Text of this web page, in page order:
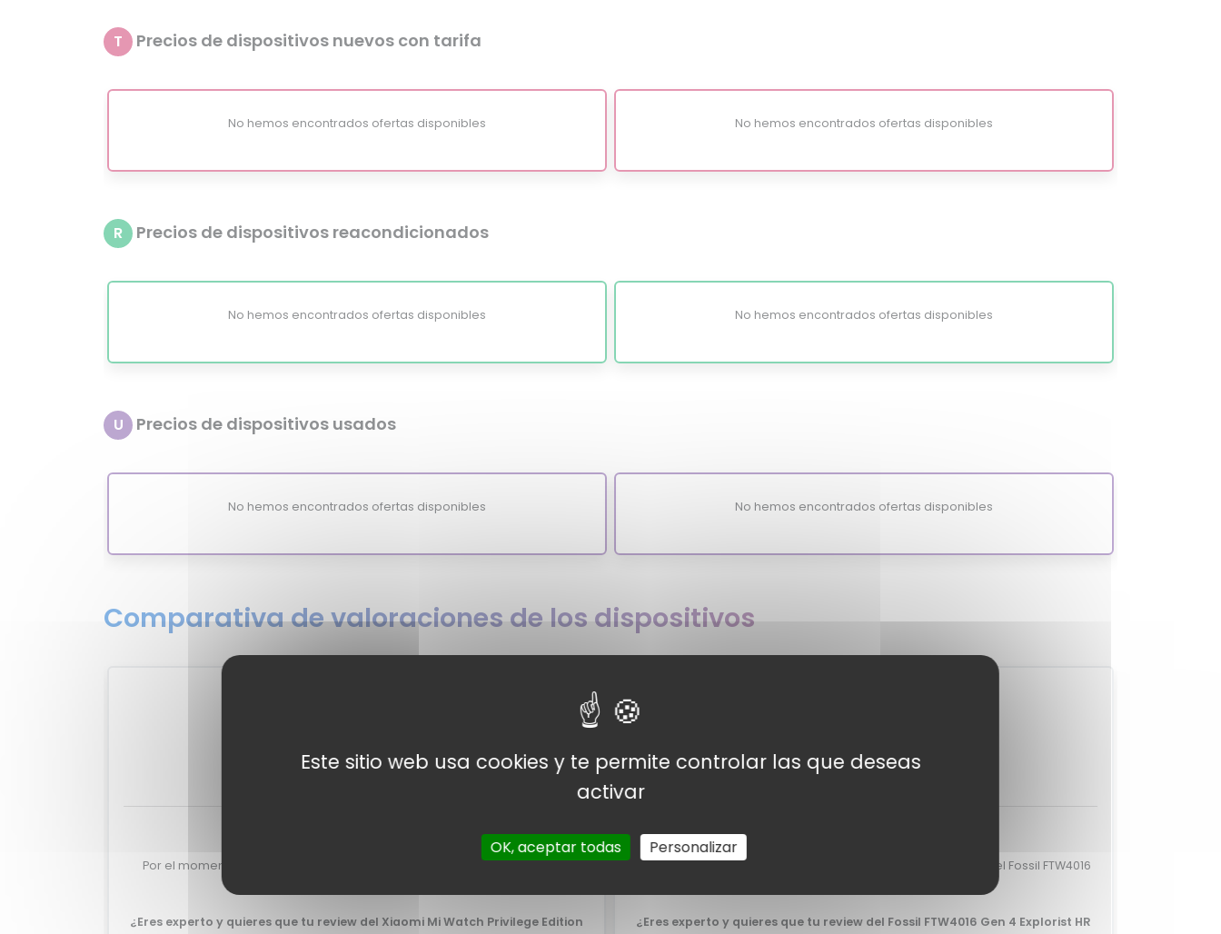
T Precios de dispositivos nuevos con tarifa
No hemos encontrados ofertas disponibles No hemos encontrados ofertas disponibles
R Precios de dispositivos reacondicionados
No hemos encontrados ofertas disponibles No hemos encontrados ofertas disponibles
U Precios de dispositivos usados
No hemos encontrados ofertas disponibles No hemos encontrados ofertas disponibles
Comparativa de valoraciones de los dispositivos
?
-
Por el momento no tenemos valoraciones de expertos para el Xiaomi Mi
¿Eres experto y quieres que tu review del Xiaomi Mi Watch Privilege Edition
?
-
Por el momento no tenemos valoraciones de expertos para el Fossil FTW4016
¿Eres experto y quieres que tu review del Fossil FTW4016 Gen 4 Explorist HR
Este sitio web usa cookies y te permite controlar las que deseas
activar
OK, aceptar todas Personalizar